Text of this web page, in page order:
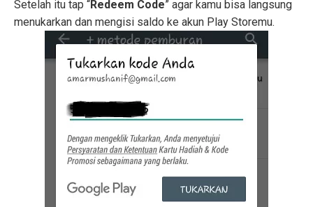
Setelah itu tap “Redeem Code” agar kamu bisa langsung
menukarkan dan mengisi saldo ke akun Play Storemu.